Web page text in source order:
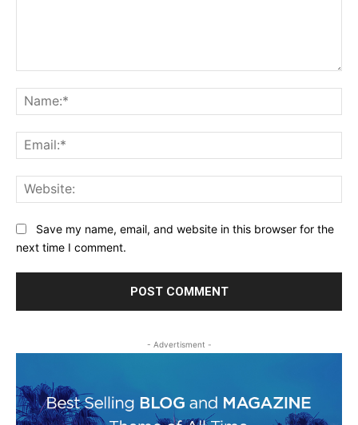
Save my name, email, and website in this browser for the
next time I comment.
- Advertisment -